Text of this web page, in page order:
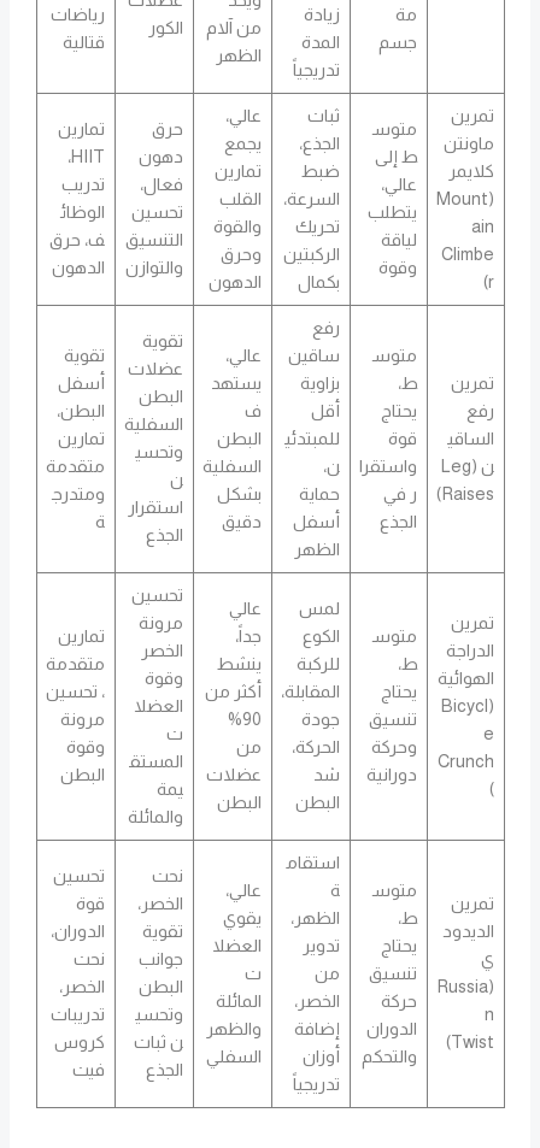
مة
جسم
زيادة
المدة
تدريجياً
من آلام
الظهر
الكور
رياضات
قتالية
تمرين
ماونتن
كلايمر
(Mount
ain
Climbe
r)
متوس
ط إلى
عالي،
يتطلب
لياقة
وقوة
ثبات
الجذع،
ضبط
السرعة،
تحريك
الركبتين
بكمال
عالي،
يجمع
تمارين
القلب
والقوة
وحرق
الدهون
حرق
دهون
فعال،
تحسين
التنسيق
والتوازن
تمارين
HIIT،
تدريب
الوظائ
ف، حرق
الدهون
تمرين
رفع
الساقي
ن (Leg
Raises)
متوس
ط،
يحتاج
قوة
واستقرا
ر في
الجذع
رفع
ساقين
بزاوية
أقل
للمبتدئي
ن،
حماية
أسفل
الظهر
عالي،
يستهد
ف
البطن
السفلية
بشكل
دقيق
تقوية
عضلات
البطن
السفلية
وتحسي
ن
استقرار
الجذع
تقوية
أسفل
البطن،
تمارين
متقدمة
ومتدرج
ة
تمرين
الدراجة
الهوائية
(Bicycl
e
Crunch
)
متوس
ط،
يحتاج
تنسيق
وحركة
دورانية
لمس
الكوع
للركبة
المقابلة،
جودة
الحركة،
شد
البطن
عالي
جداً،
ينشط
أكثر من
90%
من
عضلات
البطن
تحسين
مرونة
الخصر
وقوة
العضلا
ت
المستق
يمة
والمائلة
تمارين
متقدمة
، تحسين
مرونة
وقوة
البطن
تمرين
الديدود
ي
(Russia
n
Twist)
متوس
ط،
يحتاج
تنسيق
حركة
الدوران
والتحكم
استقام
ة
الظهر،
تدوير
من
الخصر،
إضافة
أوزان
تدريجياً
عالي،
يقوي
العضلا
ت
المائلة
والظهر
السفلي
نحت
الخصر،
تقوية
جوانب
البطن
وتحسي
ن ثبات
الجذع
تحسين
قوة
الدوران،
نحت
الخصر،
تدريبات
كروس
فيت